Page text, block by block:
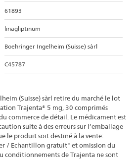
61893
linagliptinum
Boehringer Ingelheim (Suisse) sàrl
C45787
(Suisse) sàrl retire du marché le lot
Trajenta® 5 mg, 30 comprimés
commerce de détail. Le médicament est
suite à des erreurs sur l’emballage
le produit soit destiné à la vente:
/ Echantillon gratuit" et omission du
conditionnements de Trajenta ne sont